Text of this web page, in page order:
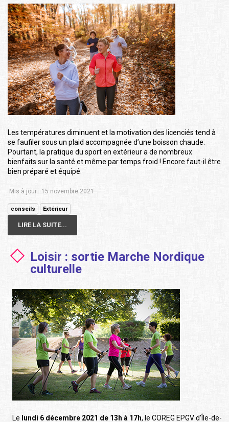
Les températures diminuent et la motivation des licenciés tend à
se faufiler sous un plaid accompagnée d’une boisson chaude.
Pourtant, la pratique du sport en extérieur a de nombreux
bienfaits sur la santé et même par temps froid ! Encore faut-il être
bien préparé et équipé.
Mis à jour : 15 novembre 2021
conseils Extérieur
LIRE LA SUITE...
Loisir : sortie Marche Nordique
culturelle
Le lundi 6 décembre 2021 de 13h à 17h, le COREG EPGV d’Île-de-